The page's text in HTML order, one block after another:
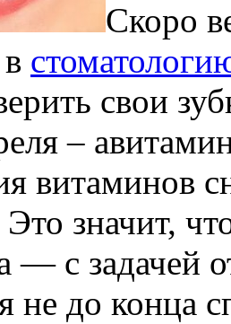
Скоро
свои
–
витаминов
Это значит,
— с задачей
не до конца